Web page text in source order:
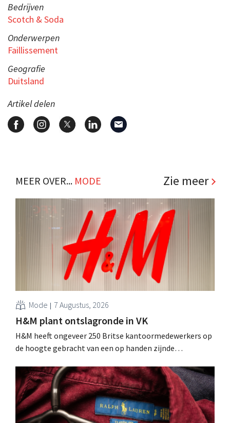
Bedrijven
Scotch & Soda
Onderwerpen
Faillissement
Geografie
Duitsland
Artikel delen
MEER OVER... MODE Zie meer
Mode 7 Augustus, 2026
H&M plant ontslagronde in VK
H&M heeft ongeveer 250 Britse kantoormedewerkers op
de hoogte gebracht van een op handen zijnde
sanering volgt op eerdere ingrepen in Nederland, België
en Spanje waarbij al honderden jobs verloren gingen.